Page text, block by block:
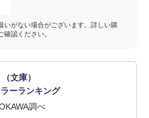
がない場合がございます。詳しい購
確認ください。
文庫）
ーランキング
調べ